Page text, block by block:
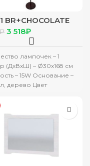
BR+CHOCOLATE
15W E27 Торшер
₽ 3 518₽
лампочек – 1
(ДхВхШ) – Ø30х168 см
– 15W Основание –
дерево Цвет